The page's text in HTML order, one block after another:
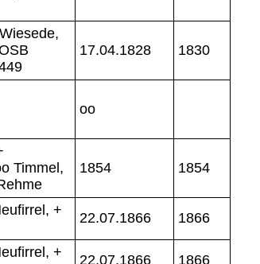
17.04.1828 1830
oo
Timmel,
1854 1854
+
22.07.1866 1866
+
22.07.1866 1866